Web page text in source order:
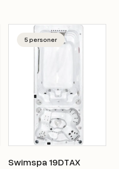
5 personer
Swimspa 19DTAX